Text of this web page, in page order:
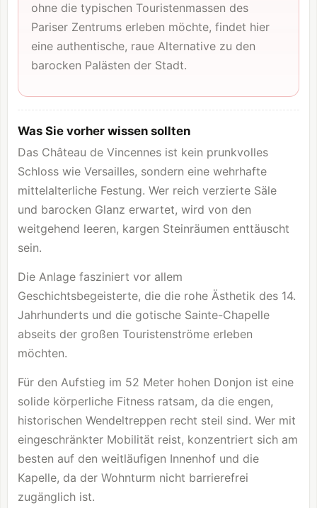
ohne die typischen Touristenmassen des
Pariser Zentrums erleben möchte, findet hier
eine authentische, raue Alternative zu den
barocken Palästen der Stadt.
Was Sie vorher wissen sollten
Das Château de Vincennes ist kein prunkvolles
Schloss wie Versailles, sondern eine wehrhafte
mittelalterliche Festung. Wer reich verzierte Säle
und barocken Glanz erwartet, wird von den
weitgehend leeren, kargen Steinräumen enttäuscht
sein.
Die Anlage fasziniert vor allem
Geschichtsbegeisterte, die die rohe Ästhetik des 14.
Jahrhunderts und die gotische Sainte-Chapelle
abseits der großen Touristenströme erleben
möchten.
Für den Aufstieg im 52 Meter hohen Donjon ist eine
solide körperliche Fitness ratsam, da die engen,
historischen Wendeltreppen recht steil sind. Wer mit
eingeschränkter Mobilität reist, konzentriert sich am
besten auf den weitläufigen Innenhof und die
Kapelle, da der Wohnturm nicht barrierefrei
zugänglich ist.